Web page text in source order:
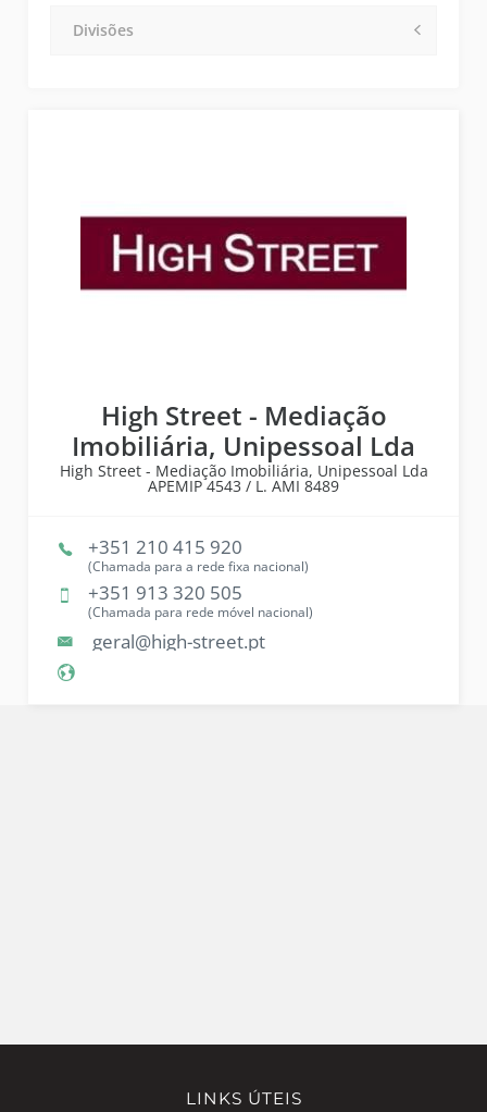
Divisões
High Street - Mediação
Imobiliária, Unipessoal Lda
High Street - Mediação Imobiliária, Unipessoal Lda
APEMIP4543 / L. AMI 8489
+351 210 415 920
(Chamada para a rede fixa nacional)
+351 913 320 505
(Chamada para rede móvel nacional)
geral@high-street.pt
LINKS ÚTEIS